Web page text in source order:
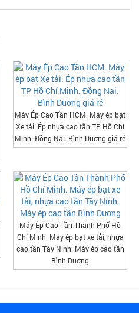
Máy Ép Cao Tần HCM. Máy ép bạt
Xe tải. Ép nhựa cao tần TP Hồ Chí
Minh. Đồng Nai. Bình Dương giá rẻ
Máy Ép Cao Tần Thành Phố Hồ
Chí Minh. Máy ép bạt xe tải, nhựa
cao tần Tây Ninh. Máy ép cao tần
Bình Dương